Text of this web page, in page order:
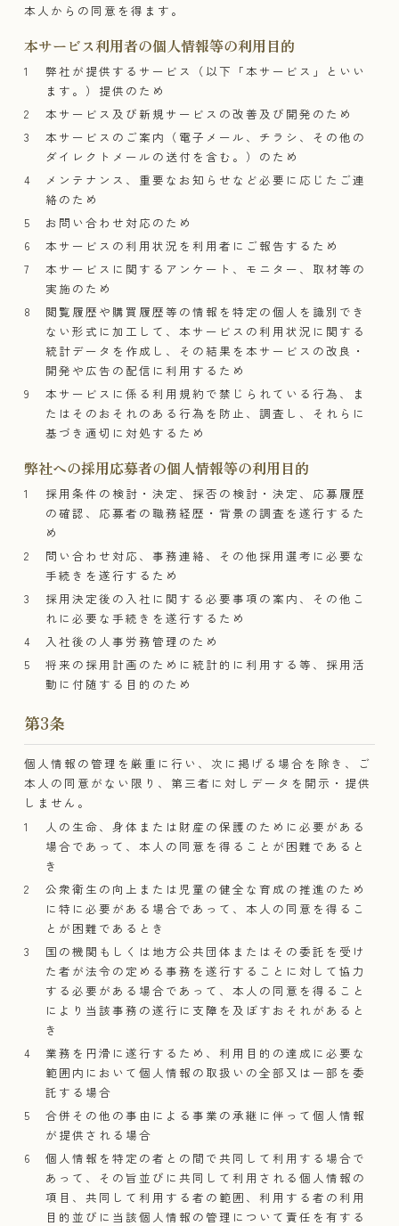
本人からの同意を得ます。
本サービス利用者の個人情報等の利用目的
弊社が提供するサービス（以下「本サービス」といい
ます。）提供のため
本サービス及び新規サービスの改善及び開発のため
本サービスのご案内（電子メール、チラシ、その他の
ダイレクトメールの送付を含む。）のため
メンテナンス、重要なお知らせなど必要に応じたご連
絡のため
お問い合わせ対応のため
本サービスの利用状況を利用者にご報告するため
本サービスに関するアンケート、モニター、取材等の
実施のため
閲覧履歴や購買履歴等の情報を特定の個人を識別でき
ない形式に加工して、本サービスの利用状況に関する
統計データを作成し、その結果を本サービスの改良・
開発や広告の配信に利用するため
本サービスに係る利用規約で禁じられている行為、ま
たはそのおそれのある行為を防止、調査し、それらに
基づき適切に対処するため
弊社への採用応募者の個人情報等の利用目的
採用条件の検討・決定、採否の検討・決定、応募履歴
の確認、応募者の職務経歴・背景の調査を遂行するた
め
問い合わせ対応、事務連絡、その他採用選考に必要な
手続きを遂行するため
採用決定後の入社に関する必要事項の案内、その他こ
れに必要な手続きを遂行するため
入社後の人事労務管理のため
将来の採用計画のために統計的に利用する等、採用活
動に付随する目的のため
第3条
個人情報の管理を厳重に行い、次に掲げる場合を除き、ご
本人の同意がない限り、第三者に対しデータを開示・提供
しません。
人の生命、身体または財産の保護のために必要がある
場合であって、本人の同意を得ることが困難であると
き
公衆衛生の向上または児童の健全な育成の推進のため
に特に必要がある場合であって、本人の同意を得るこ
とが困難であるとき
国の機関もしくは地方公共団体またはその委託を受け
た者が法令の定める事務を遂行することに対して協力
する必要がある場合であって、本人の同意を得ること
により当該事務の遂行に支障を及ぼすおそれがあると
き
業務を円滑に遂行するため、利用目的の達成に必要な
範囲内において個人情報の取扱いの全部又は一部を委
託する場合
合併その他の事由による事業の承継に伴って個人情報
が提供される場合
個人情報を特定の者との間で共同して利用する場合で
あって、その旨並びに共同して利用される個人情報の
項目、共同して利用する者の範囲、利用する者の利用
目的並びに当該個人情報の管理について責任を有する